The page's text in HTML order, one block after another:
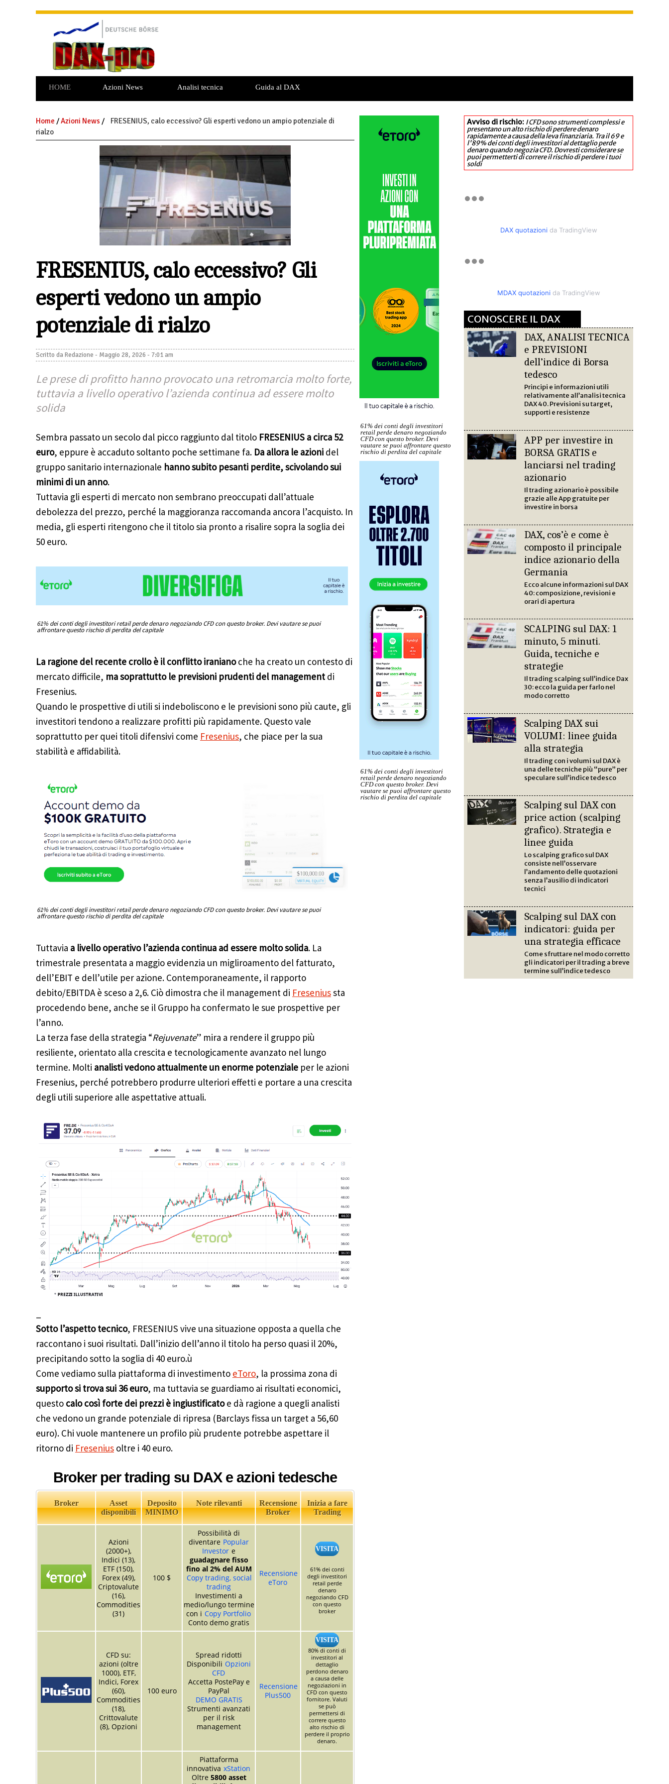
HOME Azioni News Analisi tecnica Guida al DAX
Home /Azioni News /
FRESENIUS, calo eccessivo? Gli esperti vedono un ampio potenziale di
rialzo
FRESENIUS, calo eccessivo? Gli
esperti vedono un ampio
potenziale di rialzo
Scritto daRedazione - Maggio 28, 2026 - 7:01 am
Le prese di profitto hanno provocato una retromarcia molto forte,
tuttavia a livello operativo l’azienda continua ad essere molto
solida
Sembra passato un secolo dal picco raggiunto dal titolo FRESENIUS a circa 52
euro, eppure è accaduto soltanto poche settimane fa. Da allora le azioni del
gruppo sanitario internazionale hanno subito pesanti perdite, scivolando sui
minimi di un anno.
Tuttavia gli esperti di mercato non sembrano preoccupati dall’attuale
debolezza del prezzo, perché la maggioranza raccomanda ancora l’acquisto. In
media, gli esperti ritengono che il titolo sia pronto a risalire sopra la soglia dei
50 euro.
61% dei conti degli investitori retail perde denaro negoziando CFD con questo broker. Devi vautare se puoi
affrontare questo rischio di perdita del capitale
La ragione del recente crollo è il conflitto iranianoche ha creato un contesto di
mercato difficile, ma soprattutto le previsioni prudenti del management di
Fresenius.
Quando le prospettive di utili si indeboliscono e le previsioni sono più caute, gli
investitori tendono a realizzare profitti più rapidamente. Questo vale
soprattutto per quei titoli difensivi come Fresenius, che piace per la sua
stabilità e affidabilità.
61% dei conti degli investitori retail perde denaro negoziando CFD con questo broker. Devi vautare se puoi
affrontare questo rischio di perdita del capitale
Tuttavia a livello operativo l’azienda continua ad essere molto solida. La
trimestrale presentata a maggio evidenzia un migliroamento del fatturato,
dell’EBIT e dell’utile per azione. Contemporaneamente, il rapporto
debito/EBITDA è sceso a 2,6. Ciò dimostra che il management di Freseniussta
procedendo bene, anche se il Gruppo ha confermato le sue prospettive per
l’anno.
La terza fase della strategia “Rejuvenate” mira a rendere il gruppo più
resiliente, orientato alla crescita e tecnologicamente avanzato nel lungo
termine. Molti analisti vedono attualmente un enorme potenziale per le azioni
Fresenius, perché potrebbero produrre ulteriori effetti e portare a una crescita
degli utili superiore alle aspettative attuali.
Sotto l’aspetto tecnico, FRESENIUS vive una situazione opposta a quella che
raccontano i suoi risultati. Dall’inizio dell’anno il titolo ha perso quasi il 20%,
precipitando sotto la soglia di 40 euro.ù
Come vediamo sulla piattaforma di investimento eToro, la prossima zona di
supporto si trova sui 36 euro, ma tuttavia se guardiamo ai risultati economici,
questo calo così forte dei prezzi è ingiustificatoe dà ragione a quegli analisti
che vedono un grande potenziale di ripresa (Barclays fissa un target a 56,60
euro). Chi vuole mantenere un profilo più prudente potrebbe aspettare il
ritorno di Fresenius oltre i 40 euro.
Broker per trading su DAX e azioni tedesche
Broker
Asset
disponibili
Deposito
MINIMO
Note rilevanti
Recensione
Broker
Inizia a fare
Trading
Azioni
(2000+),
Indici (13),
ETF (150),
Forex (49),
Criptovalute
(16),
Commodities
(31)
100 $
Possibilità di
diventare Popular
Investor e
guadagnare fisso
fino al 2% del AUM
Copy trading, social
trading
Investimenti a
medio/lungo termine
con i Copy Portfolio
Conto demo gratis
Recensione
eToro
VISITA
61% dei conti
degli investitori
retail perde
denaro
negoziando CFD
con questo
broker
CFD su:
azioni (oltre
1000), ETF,
Indici, Forex
(60),
Commodities
(18),
Crittovalute
(8), Opzioni
100 euro
Spread ridotti
Disponibili Opzioni
CFD
Accetta PostePay e
PayPal
DEMO GRATIS
Strumenti avanzati
per il risk
management
Recensione
Plus500
VISITA
80% di conti di
investitori al
dettaglio
perdono denaro
a causa delle
negoziazioni in
CFD con questo
fornitore. Valuti
se può
permettersi di
correre questo
alto rischio di
perdere il proprio
denaro.
Piattaforma
innovativa xStation
Oltre 5800 asset
61% dei conti degli investitori
retail perde denaro negoziando
CFD con questo broker. Devi
vautare se puoi affrontare questo
rischio di perdita del capitale
61% dei conti degli investitori
retail perde denaro negoziando
CFD con questo broker. Devi
vautare se puoi affrontare questo
rischio di perdita del capitale
Avviso di rischio: I CFD sono strumenti complessi e
presentano un alto rischio di perdere denaro
rapidamente a causa della leva finanziaria. Tra il 69 e
l'89% dei conti degli investitori al dettaglio perde
denaro quando negozia CFD. Dovresti considerare se
puoi permetterti di correre il rischio di perdere i tuoi
soldi
DAX quotazionida TradingView
MDAX quotazionida TradingView
CONOSCERE IL DAX
DAX, ANALISI TECNICA
e PREVISIONI
dell’indice di Borsa
tedesco
Principi e informazioni utili
relativamente all’analisi tecnica
DAX 40. Previsioni su target,
supporti e resistenze
APP per investire in
BORSA GRATIS e
lanciarsi nel trading
azionario
Il trading azionario è possibile
grazie alle App gratuite per
investire in borsa
DAX, cos’è e come è
composto il principale
indice azionario della
Germania
Ecco alcune informazioni sul DAX
40: composizione, revisioni e
orari di apertura
SCALPING sul DAX: 1
minuto, 5 minuti.
Guida, tecniche e
strategie
Il trading scalping sull’indice Dax
30: ecco la guida per farlo nel
modo corretto
Scalping DAX sui
VOLUMI: linee guida
alla strategia
Il trading con i volumi sul DAX è
una delle tecniche più “pure” per
speculare sull’indice tedesco
Scalping sul DAX con
price action (scalping
grafico). Strategia e
linee guida
Lo scalping grafico sul DAX
consiste nell’osservare
l’andamento delle quotazioni
senza l’ausilio di indicatori
tecnici
Scalping sul DAX con
indicatori: guida per
una strategia efficace
Come sfruttare nel modo corretto
gli indicatori per il trading a breve
termine sull’indice tedesco